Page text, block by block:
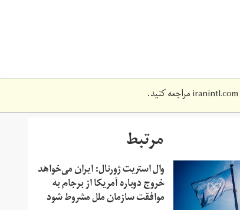
iranintl.comمراجعه کنید.
مرتبط
وال استریت ژورنال: ایران می‌خواهد
خروج دوباره آمریکا از برجام به
موافقت سازمان ملل مشروط شود